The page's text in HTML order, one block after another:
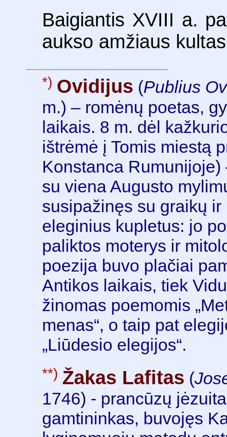
Baigiantis XVIII a.
aukso amžiaus
*) Ovidijus (Publius
m.) – romėnų poetas,
laikais. 8 m. dėl
ištrėmė į Tomis miestą
Konstanca
su viena Augusto
susipažinęs su graikų
eleginius kupletus: jo
paliktos moterys ir
poezija buvo plačiai
Antikos laikais, tiek
žinomas poemomis
menas“, o taip pat
„Liūdesio elegijos“.
**) Žakas Lafitas (
1746) - prancūzų
gamtininkas, buvojęs